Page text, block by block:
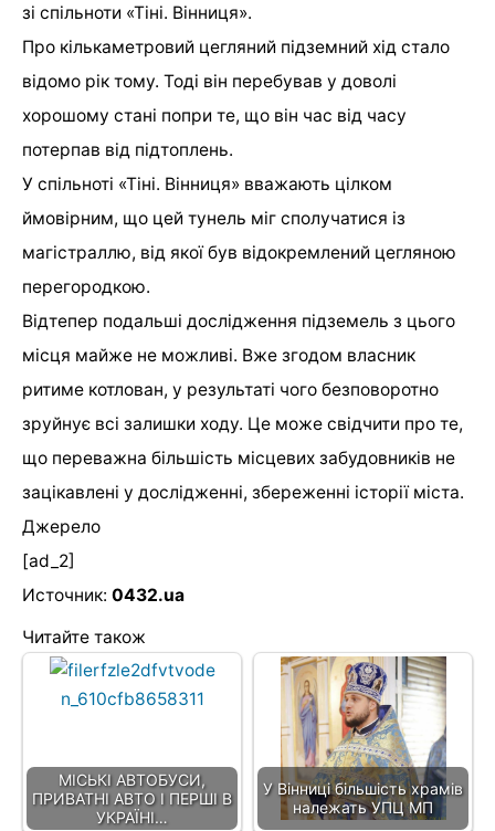
зі спільноти «Тіні. Вінниця».
Про кількаметровий цегляний підземний хід стало
відомо рік тому. Тоді він перебував у доволі
хорошому стані попри те, що він час від часу
потерпав від підтоплень.
У спільноті «Тіні. Вінниця» вважають цілком
ймовірним, що цей тунель міг сполучатися із
магістраллю, від якої був відокремлений цегляною
перегородкою.
Відтепер подальші дослідження підземель з цього
місця майже не можливі. Вже згодом власник
ритиме котлован, у результаті чого безповоротно
зруйнує всі залишки ходу. Це може свідчити про те,
що переважна більшість місцевих забудовників не
зацікавлені у дослідженні, збереженні історії міста.
Джерело
[ad_2]
Источник: 0432.ua
Читайте також
МІСЬКІ АВТОБУСИ,
ПРИВАТНІ АВТО І ПЕРШІ В
УКРАЇНІ…
У Вінниці більшість храмів
належать УПЦ МП